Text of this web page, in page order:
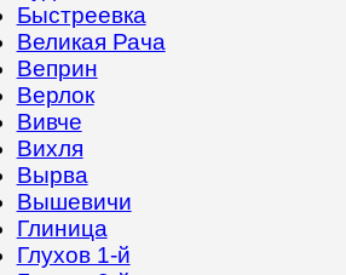
Быстреевка
Великая Рача
Веприн
Верлок
Вивче
Вихля
Вырва
Вышевичи
Глиница
Глухов 1-й